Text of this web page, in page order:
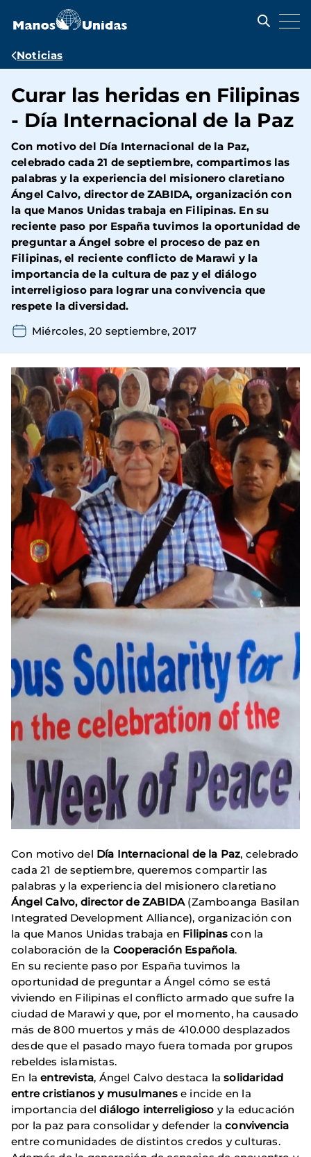
contenido
Ruta
navegación
Noticias
Curar las heridas en Filipinas
- Día Internacional de la Paz
Con motivo del Día Internacional de la Paz,
celebrado cada 21 de septiembre, compartimos las
palabras y la experiencia del misionero claretiano
Ángel Calvo, director de ZABIDA, organización con
la que Manos Unidas trabaja en Filipinas. En su
reciente paso por España tuvimos la oportunidad de
preguntar a Ángel sobre el proceso de paz en
Filipinas, el reciente conflicto de Marawi y la
importancia de la cultura de paz y el diálogo
interreligioso para lograr una convivencia que
respete la diversidad.
Miércoles, 20 septiembre, 2017
Con motivo del Día Internacional de la Paz, celebrado
cada 21 de septiembre, queremos compartir las
palabras y la experiencia del misionero claretiano
Ángel Calvo, director de ZABIDA (Zamboanga Basilan
Integrated Development Alliance), organización con
la que Manos Unidas trabaja en Filipinas con la
colaboración de la Cooperación Española.
En su reciente paso por España tuvimos la
oportunidad de preguntar a Ángel cómo se está
viviendo en Filipinas el conflicto armado que sufre la
ciudad de Marawi y que, por el momento, ha causado
más de 800 muertos y más de 410.000 desplazados
desde que el pasado mayo fuera tomada por grupos
rebeldes islamistas.
En laentrevista, Ángel Calvo destaca lasolidaridad
entre cristianos y musulmanese incide en la
importancia deldiálogo interreligioso y la educación
por la paz para consolidar y defender laconvivencia
entre comunidades de distintos credos y culturas.